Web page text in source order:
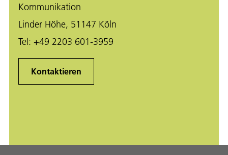
Kommunikation
Linder Höhe, 51147 Köln
Tel: +49 2203 601-3959
Kontaktieren